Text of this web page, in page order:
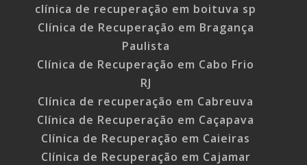
clínica de recuperação em boituva sp
Clínica de Recuperação em Bragança
Paulista
Clínica de Recuperação em Cabo Frio
RJ
Clínica de recuperação em Cabreuva
Clínica de Recuperação em Caçapava
Clínica de Recuperação em Caieiras
Clínica de Recuperação em Cajamar